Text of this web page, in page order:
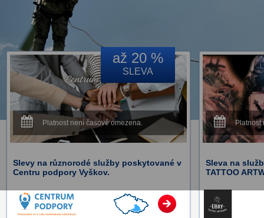
až 20 %
SLEVA
Platnost není časově omezena.
Slevy na různorodé služby poskytované v
Centru podpory Vyškov.
Platnost
Sleva na
TATTOO